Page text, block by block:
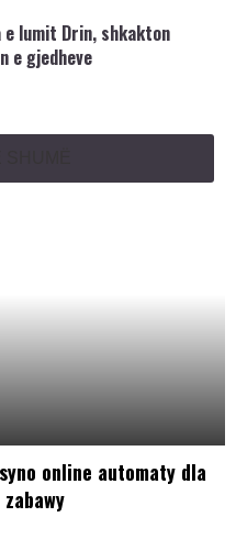
e lumit Drin, shkakton
e gjedheve
online automaty dla